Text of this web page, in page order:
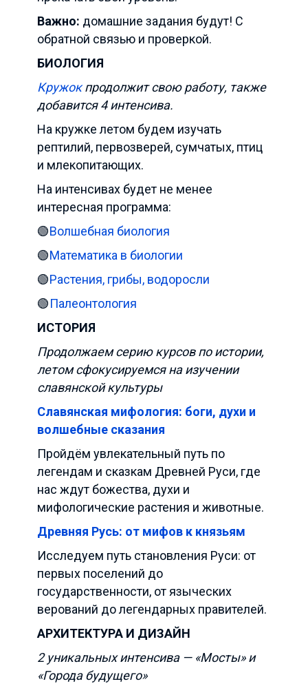
Важно: домашние задания будут! С
обратной связью и проверкой.
БИОЛОГИЯ
Кружокпродолжит свою работу, также
добавится 4 интенсива.
На кружке летом будем изучать
рептилий, первозверей, сумчатых, птиц
и млекопитающих.
На интенсивах будет не менее
интересная программа:
🟢Волшебная биология
🟢Математика в биологии
🟢Растения, грибы, водоросли
🟢Палеонтология
ИСТОРИЯ
Продолжаем серию курсов по истории,
летом сфокусируемся на изучении
славянской культуры
Славянская мифология: боги, духи и
волшебные сказания
Пройдём увлекательный путь по
легендам и сказкам Древней Руси, где
нас ждут божества, духи и
мифологические растения и животные.
Древняя Русь: от мифов к князьям
Исследуем путь становления Руси: от
первых поселений до
государственности, от языческих
верований до легендарных правителей.
АРХИТЕКТУРА И ДИЗАЙН
2 уникальных интенсива — «Мосты» и
«Города будущего»